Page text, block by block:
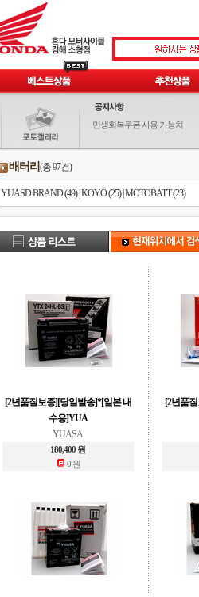
민생회복쿠폰 사용 가능처
배터리(총 97건)
YUASD BRAND (49)|KOYO (25)|MOTOBATT (23)
[2년품질보증][당일발송]*[일본 내
수용]YUA
YUASA
180,400 원
0 원
[2년품